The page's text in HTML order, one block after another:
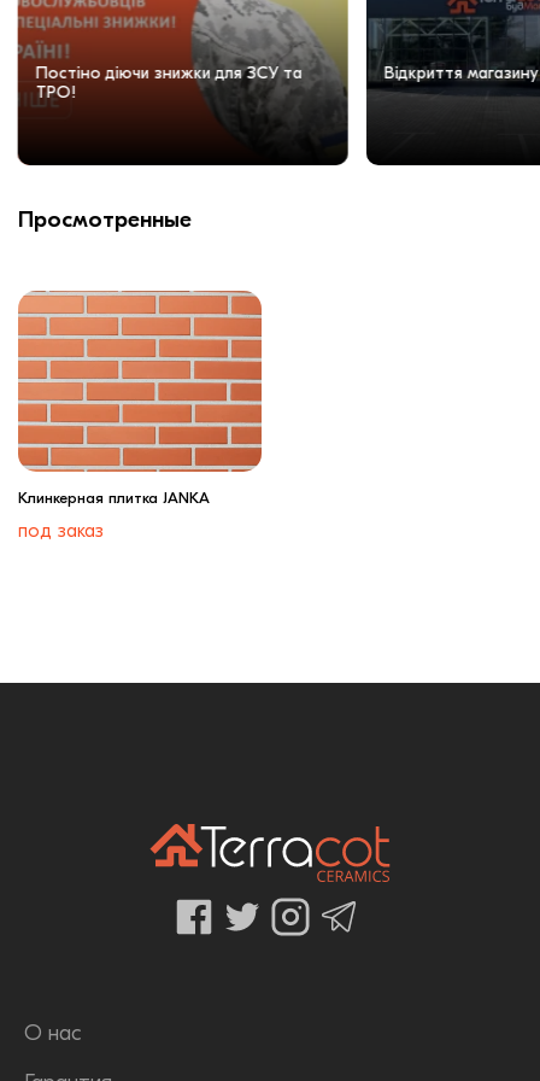
Постіно діючи знижки для ЗСУ та
ТРО!
Відкриття магазину
Просмотренные
Клинкерная плитка JANKA
под заказ
О нас